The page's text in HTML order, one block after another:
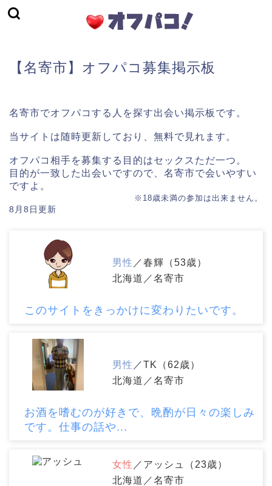
【名寄市】オフパコ募集掲示板
名寄市でオフパコする人を探す出会い掲示板です。
当サイトは随時更新しており、無料で見れます。
オフパコ相手を募集する目的はセックスただ一つ。
目的が一致した出会いですので、名寄市で会いやすい
ですよ。
※18歳未満の参加は出来ません。
8月8日更新
男性 ／春輝（53歳）
北海道／名寄市
このサイトをきっかけに変わりたいです。
男性 ／TK（62歳）
北海道／名寄市
お酒を嗜むのが好きで、晩酌が日々の楽しみ
です。仕事の話や...
女性 ／アッシュ（23歳）
北海道／名寄市